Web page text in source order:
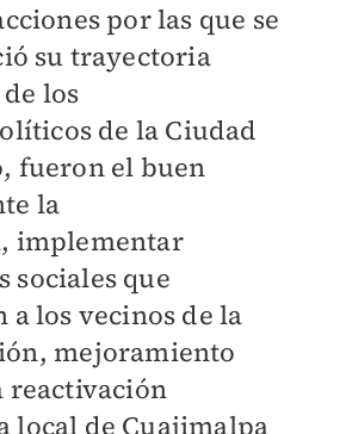
por las que se
su trayectoria
los
de la Ciudad
fueron el buen
la
implementar
sociales que
a los vecinos de la
mejoramiento
reactivación
local de Cuajimalpa